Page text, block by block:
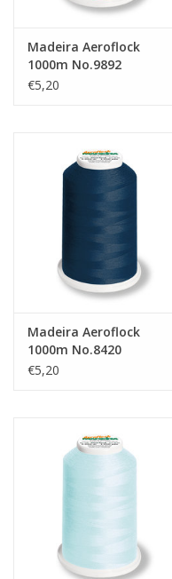
Madeira Aeroflock
1000m No.9892
€5,20
Madeira Aeroflock
1000m No.8420
€5,20